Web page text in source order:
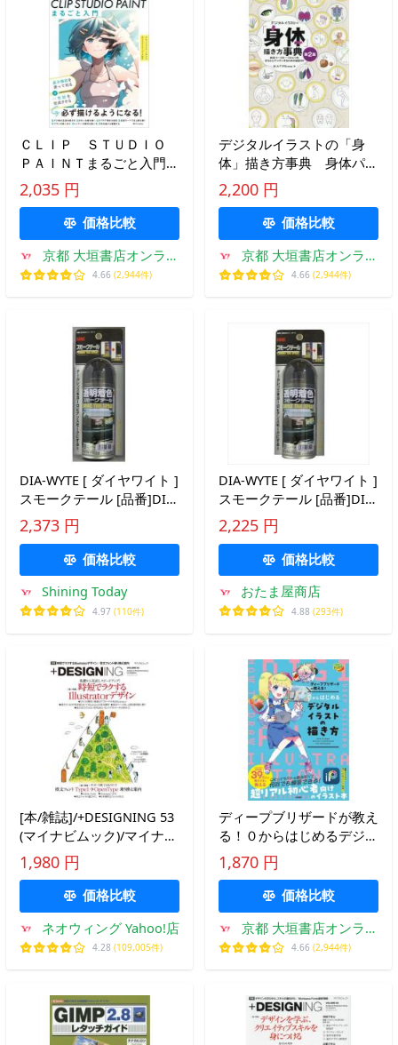
ＣＬＩＰ ＳＴＵＤＩＯ
ＰＡＩＮＴまるごと入門
「デジ絵の基本」を描いて
学ぶ / ｉｓｕＺｕ
2,035 円
価格比較
京都 大垣書店オンライ
ン
4.66 (2,944件)
デジタルイラストの「身
体」描き方事典 身体パー
ツの一つひとつをきちんと
デッサンするための秘訣３
2,200 円
価格比較
京都 大垣書店オンライ
ン
4.66 (2,944件)
DIA-WYTE [ ダイヤワイト ]
スモークテール [品番]DIA-
3400 [HTRC 2.1] ペイント
2,373 円
価格比較
Shining Today
4.97 (110件)
DIA-WYTE [ ダイヤワイト ]
スモークテール [品番]DIA-
3400 [HTRC 2.1] ペイント
2,225 円
価格比較
おたま屋商店
4.88 (293件)
[本/雑誌]/+DESIGNING 53
(マイナビムック)/マイナビ
出版
1,980 円
価格比較
ネオウィング Yahoo!店
4.28 (109,005件)
ディープブリザードが教え
る！０からはじめるデジタ
ルイラストの描き方 / ディ
ープブリザード
1,870 円
価格比較
京都 大垣書店オンライ
ン
4.66 (2,944件)